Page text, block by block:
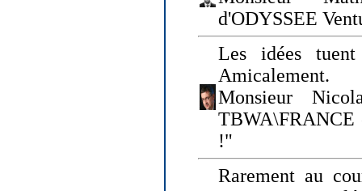
d'ODYSSEE
Les idées
Amicalement.
Monsieur
TBWA\FRANCE
!"
Rarement au